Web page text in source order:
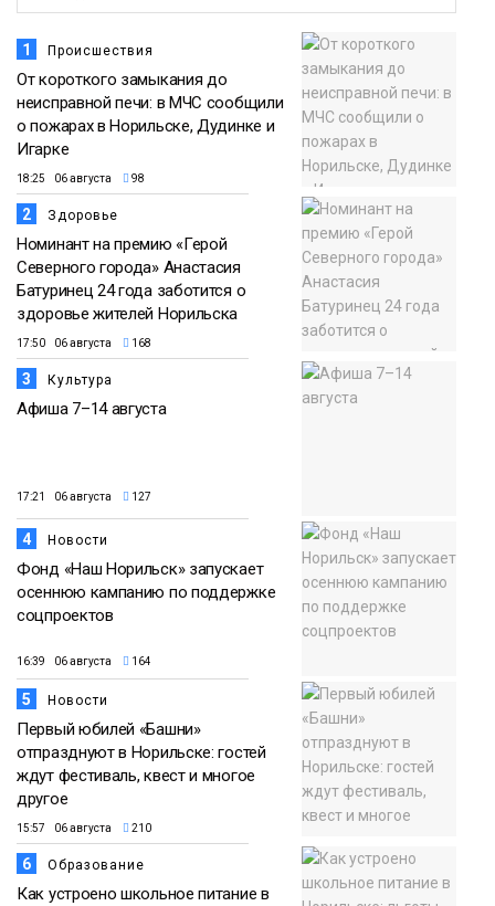
1 Происшествия
От короткого замыкания до
неисправной печи: в МЧС сообщили
о пожарах в Норильске, Дудинке и
Игарке
18:25 06 августа 98
2 Здоровье
Номинант на премию «Герой
Северного города» Анастасия
Батуринец 24 года заботится о
здоровье жителей Норильска
17:50 06 августа 168
3 Культура
Афиша 7–14 августа
17:21 06 августа 127
4 Новости
Фонд «Наш Норильск» запускает
осеннюю кампанию по поддержке
соцпроектов
16:39 06 августа 164
5 Новости
Первый юбилей «Башни»
отпразднуют в Норильске: гостей
ждут фестиваль, квест и многое
другое
15:57 06 августа 210
6 Образование
Как устроено школьное питание в